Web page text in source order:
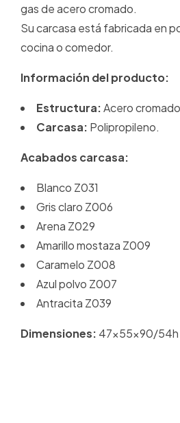
gas de acero cromado.
Su carcasa está fabricada en
cocina o comedor.
Información del producto:
Estructura:Acero
Carcasa: Polipropileno.
Acabados carcasa:
Blanco Z031
Gris claro Z006
Arena Z029
Amarillo mostaza Z009
Caramelo Z008
Azul polvo Z007
Antracita Z039
Dimensiones: 47x55x90/54h